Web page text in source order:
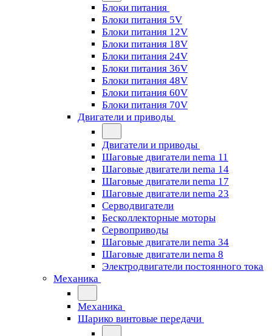
Блоки питания
Блоки питания 5V
Блоки питания 12V
Блоки питания 18V
Блоки питания 24V
Блоки питания 36V
Блоки питания 48V
Блоки питания 60V
Блоки питания 70V
Двигатели и приводы
Двигатели и приводы
Шаговые двигатели nema 11
Шаговые двигатели nema 14
Шаговые двигатели nema 17
Шаговые двигатели nema 23
Cерводвигатели
Бесколлекторные моторы
Сервоприводы
Шаговые двигатели nema 34
Шаговые двигатели nema 8
Электродвигатели постоянного тока
Механика
Механика
Шарико винтовые передачи